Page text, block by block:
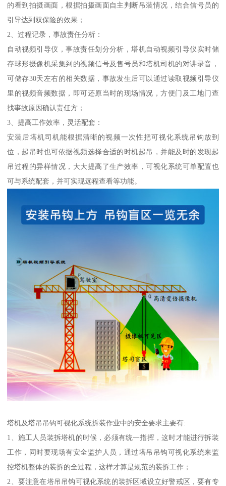
的看到拍摄画面，根据拍摄画面自主判断吊装情况，结合信号员的
引导达到双保险的效果；
2、过程记录，事故责任分析：
自动视频引导仪，事故责任划分分析，塔机自动视频引导仪实时储
存球形摄像机采集到的视频信号及售号员和塔机司机的对讲录音，
可储存30天左右的相关数据，事故发生后可以通过读取视频引导仪
里的视频音频数据，即可还原当时的现场情况，方便门及工地门查
找事故原因确认责任方；
3、提高工作效率，灵活配套：
安装后塔机司机能根据清晰的视频一次性把可视化系统吊钩放到
位，起吊时也可依据视频选择合适的时机起吊，并能及时的发现起
吊过程的异样情况，大大提高了生产效率，可视化系统可单配置也
可与系统配套，并可实现远程查看等功能。
塔机及塔吊吊钩可视化系统拆装作业中的安全要求主要有:
1、施工人员装拆塔机的时候，必须有统一指挥，这时才能进行拆装
工作，同时要现场有安全监护人员，通过塔吊吊钩可视化系统来监
控塔机整体的装拆的全过程，这样才算是规范的装拆工作；
2、要注意在塔吊吊钩可视化系统的装拆区域设立好警戒区，要有专